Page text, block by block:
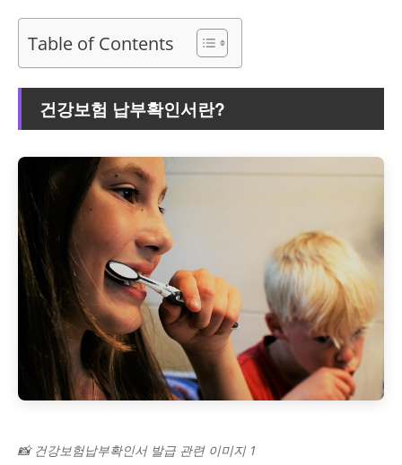
Table of Contents
건강보험 납부확인서란?
📸 건강보험납부확인서 발급 관련 이미지 1